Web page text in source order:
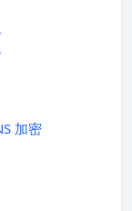
加密